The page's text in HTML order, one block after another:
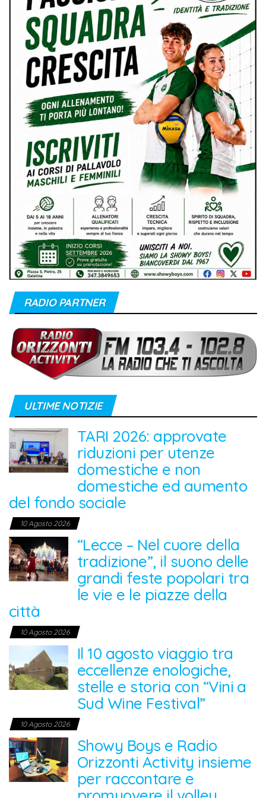
RADIO PARTNER
ULTIME NOTIZIE
TARI 2026: approvate
riduzioni per utenze
domestiche e non
domestiche ed aumento
del fondo sociale
10 Agosto 2026
“Lecce – Nel cuore della
tradizione”, il suono delle
grandi feste popolari tra
le vie e le piazze della
città
10 Agosto 2026
Il 10 agosto viaggio tra
eccellenze enologiche,
stelle e storia con “Vini a
Sud Wine Festival”
10 Agosto 2026
Showy Boys e Radio
Orizzonti Activity insieme
per raccontare e